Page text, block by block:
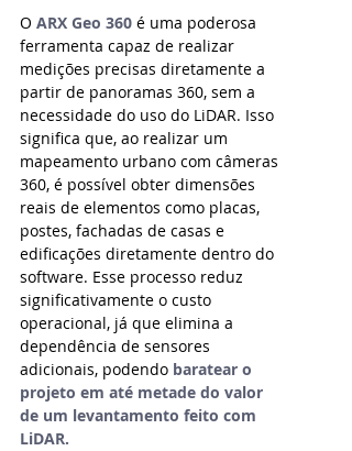
O ARX Geo 360 é uma poderosa
ferramenta capaz de realizar
medições precisas diretamente a
partir de panoramas 360, sem a
necessidade do uso do LiDAR. Isso
significa que, ao realizar um
mapeamento urbano com câmeras
360, é possível obter dimensões
reais de elementos como placas,
postes, fachadas de casas e
edificações diretamente dentro do
software. Esse processo reduz
significativamente o custo
operacional, já que elimina a
dependência de sensores
adicionais, podendo baratear o
projeto em até metade do valor
de um levantamento feito com
LiDAR.